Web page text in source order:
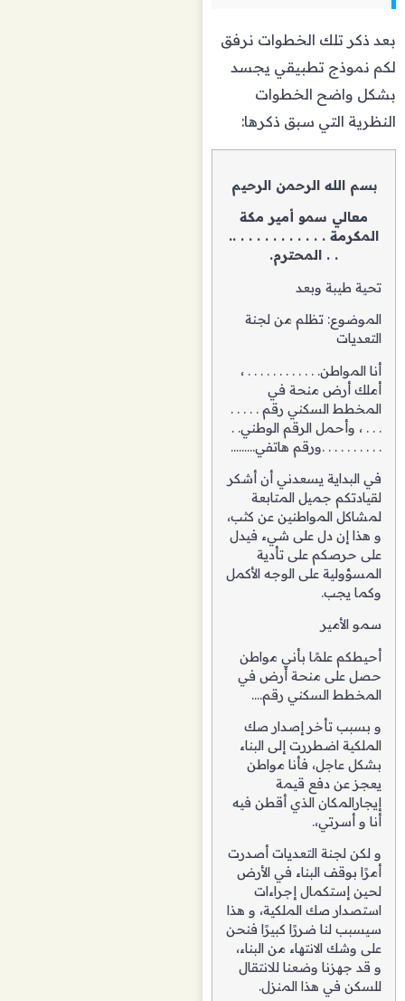
بعد ذكر تلك الخطوات نرفق
لكم نموذج تطبيقي يجسد
بشكل واضح الخطوات
النظرية التي سبق ذكرها:
بسم الله الرحمن الرحيم
معالي سمو أمير مكة
المكرمة . . . . . . . . . . . ..
. . المحترم.
تحية طيبة وبعد
الموضوع: تظلم من لجنة
التعديات
أنا المواطن. . . . . . . . . . . . ،
أملك أرض منحة في
المخطط السكني رقم . . . . .
. . . ، وأحمل الرقم الوطني. .
. . . . . . . . . .ورقم هاتفي………
في البداية يسعدني أن أشكر
لقيادتكم جميل المتابعة
لمشاكل المواطنين عن كثب،
و هذا إن دل على شيء فيدل
على حرصكم على تأدية
المسؤولية على الوجه الأكمل
وكما يجب.
سمو الأمير
أحيطكم علمًا بأني مواطن
حصل على منحة أرض في
المخطط السكني رقم….
و بسبب تأخر إصدار صك
الملكية اضطررت إلى البناء
بشكل عاجل، فأنا مواطن
يعجز عن دفع قيمة
إيجارالمكان الذي أقطن فيه
أنا و أسرتي،.
و لكن لجنة التعديات أصدرت
أمرًا بوقف البناء في الأرض
لحين إستكمال إجراءات
استصدار صك الملكية، و هذا
سيسبب لنا ضررًا كبيرًا فنحن
على وشك الانتهاء من البناء،
و قد جهزنا وضعنا للانتقال
للسكن في هذا المنزل.